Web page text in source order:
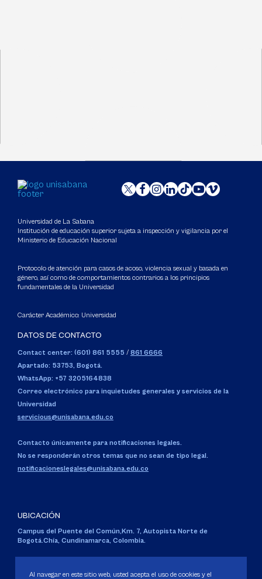
Universidad de La Sabana
Institución de educación superior sujeta a inspección y vigilancia por el
Ministerio de Educación Nacional
Protocolo de atención para casos de acoso, violencia sexual y basada en
género, así como de comportamientos contrarios a los principios
fundamentales de la Universidad
Carácter Académico: Universidad
DATOS DE CONTACTO
Contact center: (601) 861 5555 / 861 6666
Apartado: 53753, Bogotá.
WhatsApp: +57 3205164838
Correo electrónico para inquietudes generales y servicios de la
Universidad
servicious@unisabana.edu.co
Contacto únicamente para notificaciones legales.
No se responderán otros temas que no sean de tipo legal.
notificacioneslegales@unisabana.edu.co
UBICACIÓN
Campus del Puente del Común,Km. 7, Autopista Norte de
Bogotá.Chía, Cundinamarca, Colombia.
Personería Jurídica:Resolución 130 del 14 de enero de 1980.
Al navegar en este sitio web, usted acepta el uso de cookies y el